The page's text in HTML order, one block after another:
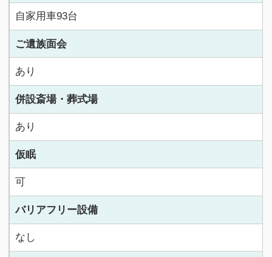
自家用車93台
ご遺族面会
あり
併設斎場・葬式場
あり
仮眠
可
バリアフリー設備
なし